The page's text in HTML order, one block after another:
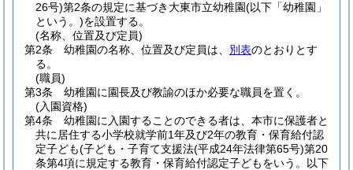
26号)第2条の規定に基づき大東市立幼稚園(以下「幼稚園」
という。)を設置する。
(名称、位置及び定員)
第2条
幼稚園の名称、位置及び定員は、 別表のとおりとす
る。
(職員)
第3条
幼稚園に園長及び教諭のほか必要な職員を置く。
(入園資格)
第4条
幼稚園に入園することのできる者は、本市に保護者と
共に居住する小学校就学前1年及び2年の教育・保育給付認
定子ども(子ども・子育て支援法(平成24年法律第65号)第20
条第4項に規定する教育・保育給付認定子どもをいう。以下